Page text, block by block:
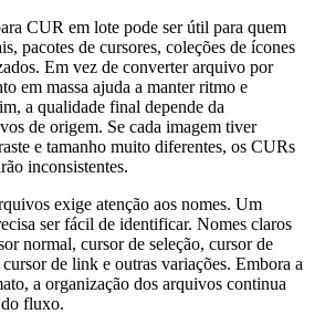
CUR em lote pode ser útil para quem
pacotes de cursores, coleções de ícones
Em vez de converter arquivo por
em massa ajuda a manter ritmo e
a qualidade final depende da
de origem. Se cada imagem tiver
e tamanho muito diferentes, os CURs
inconsistentes.
exige atenção aos nomes. Um
ser fácil de identificar. Nomes claros
normal, cursor de seleção, cursor de
de link e outras variações. Embora a
a organização dos arquivos continua
fluxo.